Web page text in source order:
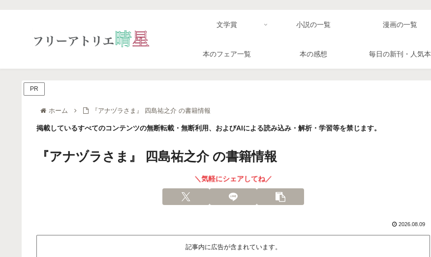
文学賞 小説の一覧 漫画の一覧
本のフェア一覧 本の感想 毎日の新刊・人気本
ホーム 『アナヅラさま』 四島祐之介 の書籍情報
掲載しているすべてのコンテンツの無断転載・無断利用、およびAIによる読み込み・解析・学習等を禁じます。
『アナヅラさま』 四島祐之介 の書籍情報
＼気軽にシェアしてね／
2026.08.09
記事内に広告が含まれています。
PR